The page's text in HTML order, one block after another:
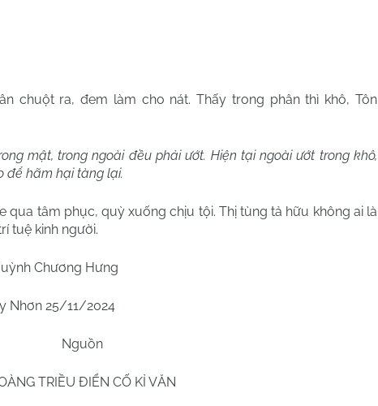
chuột ra, đem làm cho nát. Thấy trong phân thì khô, Tôn
mật, trong ngoài đều phải ướt. Hiện tại ngoài ướt trong khô,
để hãm hại tàng lại.
qua tâm phục, quỳ xuống chịu tội. Thị tùng tả hữu không ai là
tuệ kinh người.
Chương Hưng
Nhơn 25/11/2024
Nguồn
TRIỀU ĐIỂN CỐ KỈ VĂN